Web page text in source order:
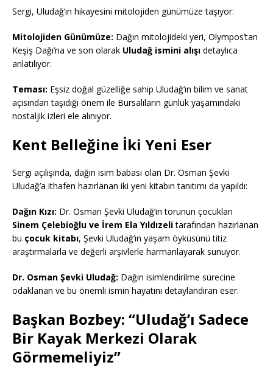
Sergi, Uludağ’ın hikayesini mitolojiden günümüze taşıyor:
Mitolojiden Günümüze: Dağın mitolojideki yeri, Olympos’tan
Keşiş Dağı’na ve son olarak Uludağ ismini alışı detaylıca
anlatılıyor.
Teması: Eşsiz doğal güzelliğe sahip Uludağ’ın bilim ve sanat
açısından taşıdığı önem ile Bursalıların günlük yaşamındaki
nostaljik izleri ele alınıyor.
Kent Belleğine İki Yeni Eser
Sergi açılışında, dağın isim babası olan Dr. Osman Şevki
Uludağ’a ithafen hazırlanan iki yeni kitabın tanıtımı da yapıldı:
Dağın Kızı: Dr. Osman Şevki Uludağ’ın torunun çocukları
Sinem Çelebioğlu ve İrem Ela Yıldızelitarafından hazırlanan
bu çocuk kitabı, Şevki Uludağ’ın yaşam öyküsünü titiz
araştırmalarla ve değerli arşivlerle harmanlayarak sunuyor.
Dr. Osman Şevki Uludağ: Dağın isimlendirilme sürecine
odaklanan ve bu önemli ismin hayatını detaylandıran eser.
Başkan Bozbey: “Uludağ’ı Sadece
Bir Kayak Merkezi Olarak
Görmemeliyiz”